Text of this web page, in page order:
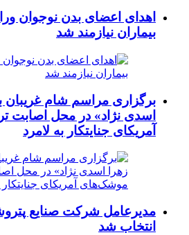
اهدای اعضای بدن نوجوان
بیماران نیازمند شد
برگزاری مراسم شام غریبان
اسدی نژاد» در محل
آمریکای جنایتکار به لامرد
مدیرعامل شرکت صنایع
انتخاب شد